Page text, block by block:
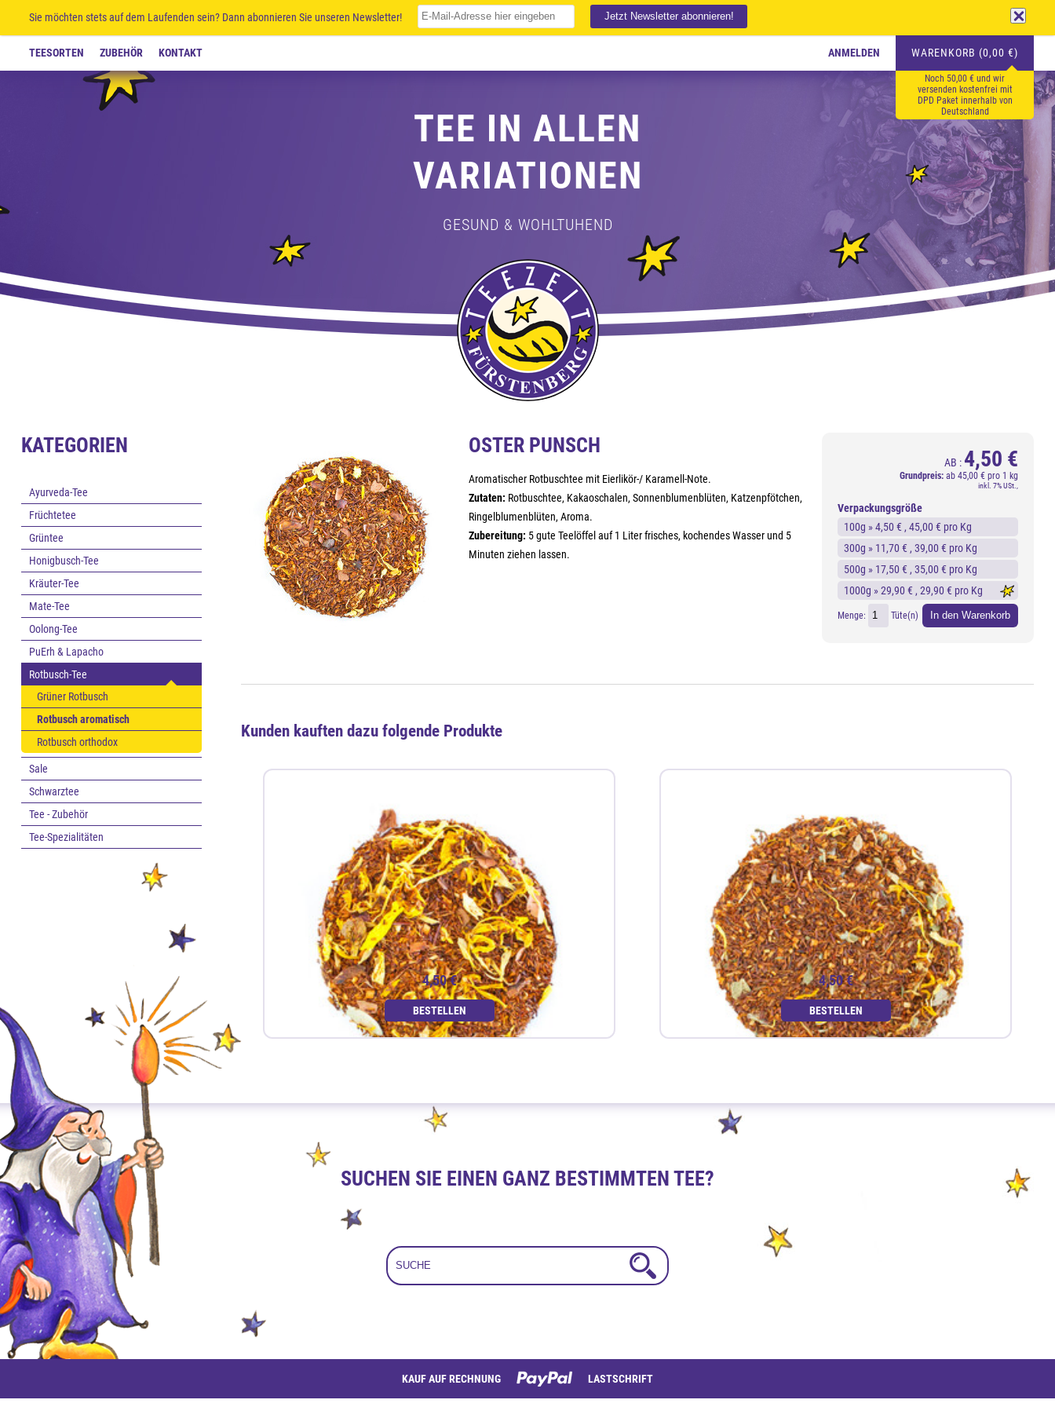
Sie möchten stets auf dem Laufenden sein? Dann abonnieren Sie unseren Newsletter!
TEESORTEN ZUBEHÖR KONTAKT ANMELDEN WARENKORB (0,00 €)
Noch 50,00 € und wir
versenden kostenfrei mit
DPD Paket innerhalb von
Deutschland
TEE IN ALLEN
VARIATIONEN
GESUND & WOHLTUHEND
KATEGORIEN
Ayurveda-Tee
Früchtetee
Grüntee
Honigbusch-Tee
Kräuter-Tee
Mate-Tee
Oolong-Tee
PuErh & Lapacho
Rotbusch-Tee
Grüner Rotbusch
Rotbusch aromatisch
Rotbusch orthodox
Sale
Schwarztee
Tee - Zubehör
Tee-Spezialitäten
OSTER PUNSCH
Aromatischer Rotbuschtee mit Eierlikör-/ Karamell-Note.
Zutaten: Rotbuschtee, Kakaoschalen, Sonnenblumenblüten, Katzenpfötchen,
Ringelblumenblüten, Aroma.
Zubereitung: 5 gute Teelöffel auf 1 Liter frisches, kochendes Wasser und 5
Minuten ziehen lassen.
AB : 4,50 €
Grundpreis: ab 45,00 € pro 1 kg
inkl. 7% USt.,
Verpackungsgröße
100g »4,50 € , 45,00 € pro Kg
300g » 11,70 € , 39,00 € pro Kg
500g » 17,50 € , 35,00 € pro Kg
1000g »29,90 € , 29,90 € pro Kg
Menge: Tüte(n) In den Warenkorb
Kunden kauften dazu folgende Produkte
Vanille Eierlikör 100g
4,50 €
BESTELLEN
4,50 €
BESTELLEN
SUCHEN SIE EINEN GANZ BESTIMMTEN TEE?
KAUF AUF RECHNUNG
LASTSCHRIFT